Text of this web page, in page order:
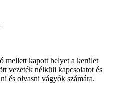
kapott helyet a kerület
vezeték nélküli kapcsolatot és
és olvasni vágyók számára.